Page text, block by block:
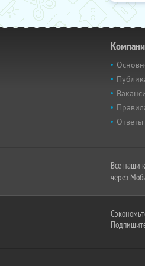
Все наши
через